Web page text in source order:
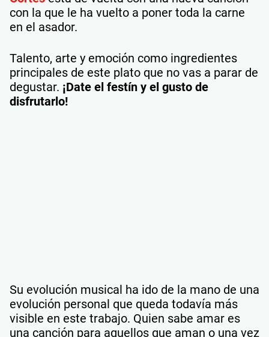
con la que le ha vuelto a poner toda la carne
en el asador.
Talento, arte y emoción como ingredientes
principales de este plato que no vas a parar de
degustar. ¡Date el festín y el gusto de
disfrutarlo!
Su evolución musical ha ido de la mano de una
evolución personal que queda todavía más
visible en este trabajo. Quien sabe amar es
una canción para aquellos que aman o una vez